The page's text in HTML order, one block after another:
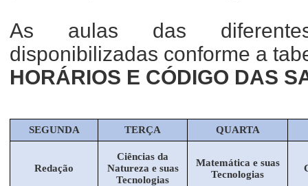
As aulas das
disponibilizadas conforme a
HORÁRIOS E CÓDIGO DAS
SEGUNDA TERÇA QUARTA
Redação
Ciências da
Natureza e suas
Tecnologias
Matemática e suas
Tecnologias